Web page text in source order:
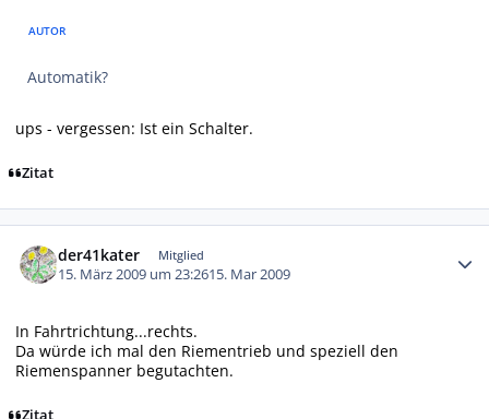
AUTOR
Automatik?
ups - vergessen: Ist ein Schalter.
Zitat
der41kater Mitglied
15. März 2009 um 23:2615. Mar 2009
In Fahrtrichtung...rechts.
Da würde ich mal den Riementrieb und speziell den
Riemenspanner begutachten.
Zitat